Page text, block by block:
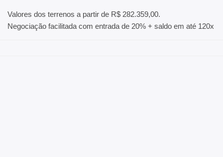
Valores dos terrenos a partir de R$ 282.359,00.
Negociação facilitada com entrada de 20% + saldo em até 120x